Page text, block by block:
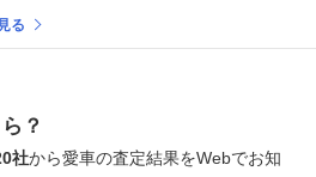
る
？
社から愛車の査定結果をWebでお知